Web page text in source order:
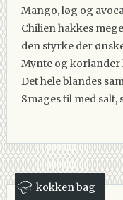
Mango, løg og
Chilien hakkes
den styrke der
Mynte og koriander
Det hele blandes
Smages til med
kokken bag